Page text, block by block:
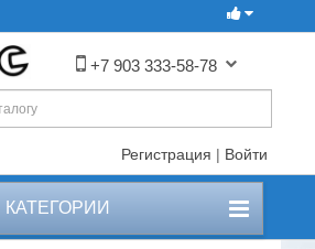
+7 903 333-58-78
Регистрация | Войти
КАТЕГОРИИ